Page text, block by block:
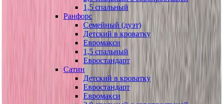
1,5 спальный
Ранфорс
Семейный (дуэт)
Детский в кроватку
Евромакси
1,5 спальный
Евростандарт
Сатин
Детский в кроватку
Евростандарт
Евромакси